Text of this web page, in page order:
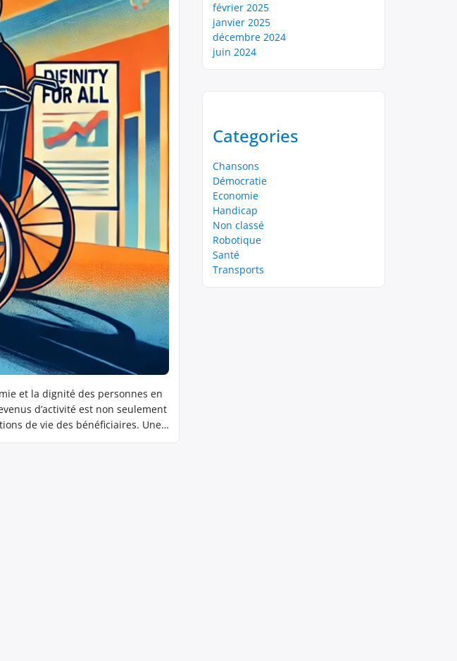
et la dignité des personnes en
d’activité est non seulement
de vie des bénéficiaires. Une
février 2025
janvier 2025
décembre 2024
juin 2024
Categories
Chansons
Démocratie
Economie
Handicap
Non classé
Robotique
Santé
Transports